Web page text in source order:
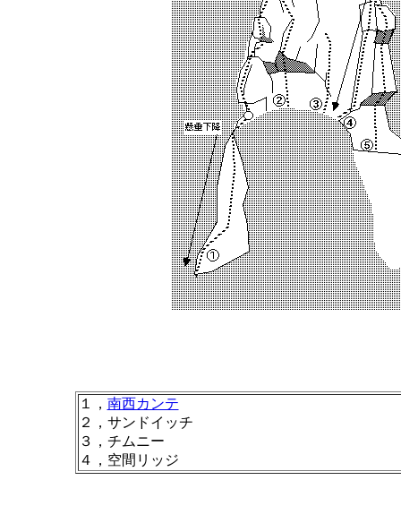
１， 南西カンテ
２，サンドイッチ
３，チムニー
４，空間リッジ